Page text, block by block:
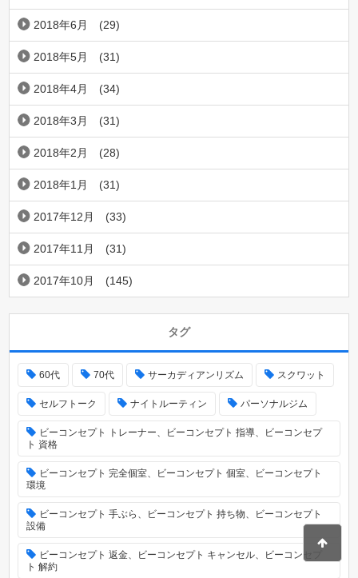
2018年6月 (29)
2018年5月 (31)
2018年4月 (34)
2018年3月 (31)
2018年2月 (28)
2018年1月 (31)
2017年12月 (33)
2017年11月 (31)
2017年10月 (145)
タグ
60代 70代 サーカディアンリズム スクワット
セルフトーク ナイトルーティン パーソナルジム
ビーコンセプト トレーナー、ビーコンセプト 指導、ビーコンセプ
ト 資格
ビーコンセプト 完全個室、ビーコンセプト 個室、ビーコンセプト
環境
ビーコンセプト 手ぶら、ビーコンセプト 持ち物、ビーコンセプト
設備
ビーコンセプト 返金、ビーコンセプト キャンセル、ビーコンセプ
ト 解約